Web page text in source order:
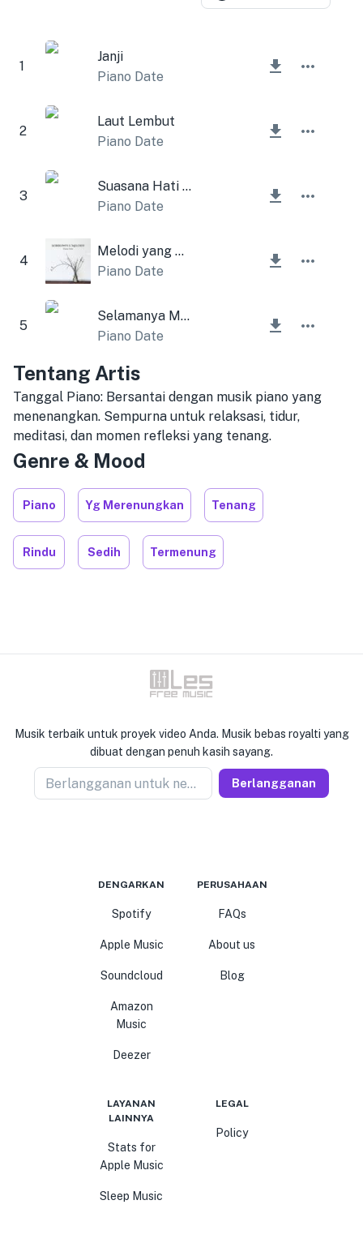
1
Janji
Piano Date
2
Laut Lembut
Piano Date
3
Suasana Hati yang Murung
Piano Date
4
Melodi yang Menyedihkan
Piano Date
5
Selamanya Musim Semi Ini
Piano Date
Tentang Artis
Tanggal Piano: Bersantai dengan musik piano yang
menenangkan. Sempurna untuk relaksasi, tidur,
meditasi, dan momen refleksi yang tenang.
Genre & Mood
Piano Yg Merenungkan Tenang
Rindu Sedih Termenung
Musik terbaik untuk proyek video Anda. Musik bebas royalti yang
dibuat dengan penuh kasih sayang.
Berlangganan untuk newseller Berlangganan
DENGARKAN
Spotify
Apple Music
Soundcloud
Amazon
Music
Deezer
PERUSAHAAN
FAQs
About us
Blog
LAYANAN
LAINNYA
Stats for
Apple Music
Sleep Music
LEGAL
Policy